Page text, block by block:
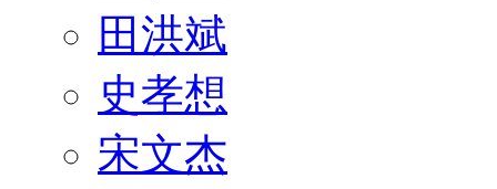
田洪斌
史孝想
宋文杰